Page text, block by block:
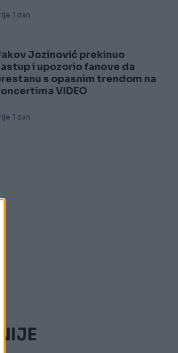
1 dan
Jozinović prekinuo
i upozorio fanove da
s opasnim trendom na
VIDEO
1 dan